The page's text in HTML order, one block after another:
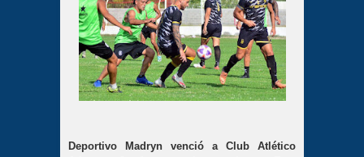
Deportivo Madryn venció a Club Atlético